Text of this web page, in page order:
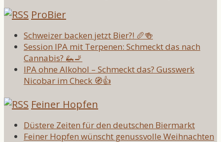
ProBier
Schweizer backen jetzt Bier?! 🥖🍻
Session IPA mit Terpenen: Schmeckt das nach
Cannabis? 🦗🚬
IPA ohne Alkohol – Schmeckt das? Gusswerk
Nicobar im Check 🧭👍
Feiner Hopfen
Düstere Zeiten für den deutschen Biermarkt
Feiner Hopfen wünscht genussvolle Weihnachten